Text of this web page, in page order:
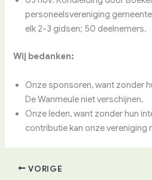
personeelsvereniging
elk 2-3 gidsen; 50 deelnemers.
Wij bedanken:
Onze sponsoren, want zonder
De Wanmeule niet verschijnen.
Onze leden, want zonder hun
contributie kan onze vereniging
VORIGE